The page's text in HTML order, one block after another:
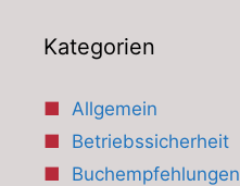
Kategorien
Allgemein
Betriebssicherheit
Buchempfehlungen